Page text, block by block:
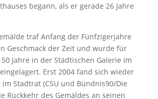
begann, als er gerade 26 Jahre
traf Anfang der Fünfzigerjahre
Geschmack der Zeit und wurde für
Jahre in der Städtischen Galerie im
eingelagert. Erst 2004 fand sich wieder
Stadtrat (CSU und Bündnis90/Die
Rückkehr des Gemäldes an seinen